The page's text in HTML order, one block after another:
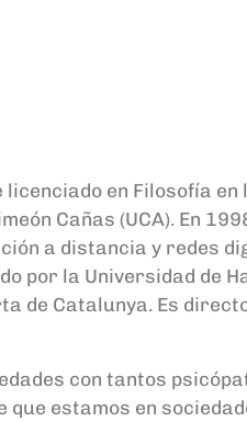
en Filosofía
Cañas (UCA). En
a distancia y redes
por la Universidad de
de Catalunya. Es
con tantos
que estamos en